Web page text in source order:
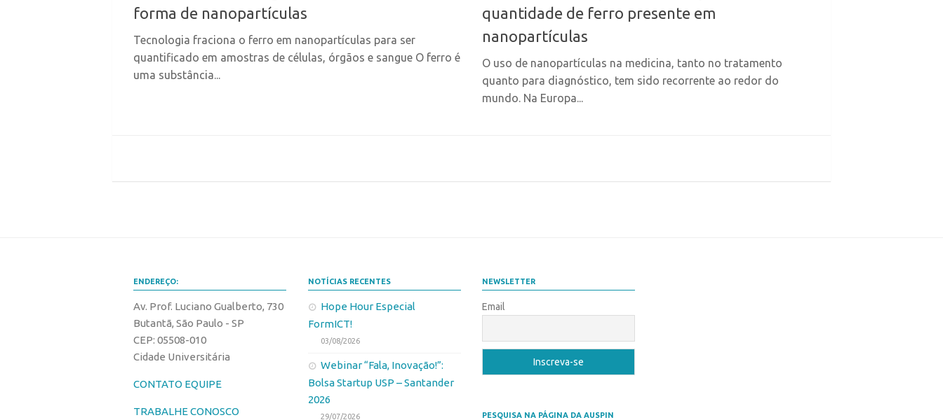
forma de nanopartículas
Tecnologia fraciona o ferro em nanopartículas para ser
quantificado em amostras de células, órgãos e sangue O ferro é
uma substância...
quantidade de ferro presente em
nanopartículas
O uso de nanopartículas na medicina, tanto no tratamento
quanto para diagnóstico, tem sido recorrente ao redor do
mundo. Na Europa...
ENDEREÇO:
Av. Prof. Luciano Gualberto, 730
Butantã, São Paulo - SP
CEP: 05508-010
Cidade Universitária
CONTATO EQUIPE
TRABALHE CONOSCO
NOTÍCIAS RECENTES
Hope Hour Especial
FormICT!
03/08/2026
Webinar “Fala, Inovação!”:
Bolsa Startup USP – Santander
2026
29/07/2026
NEWSLETTER
Email
PESQUISA NA PÁGINA DA AUSPIN